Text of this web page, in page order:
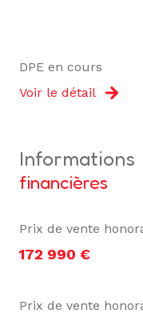
DPE en cours
Voir le détail
informations
financières
Prix de vente
172 990 €
Prix de vente